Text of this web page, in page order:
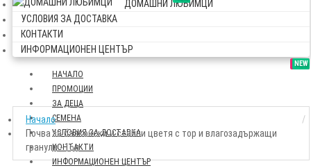
ДОМАШНИ ЛЮБИМЦИ
УСЛОВИЯ ЗА ДОСТАВКА
КОНТАКТИ
ИНФОРМАЦИОНЕН ЦЕНТЪР
НАЧАЛО
SALE
ПРОМОЦИИ
NEW
ЗА ДЕЦА
СЕМЕНА
УСЛОВИЯ ЗА ДОСТАВКА
КОНТАКТИ
ИНФОРМАЦИОНЕН ЦЕНТЪР
Начало
Почва за балконски и стайни цветя с тор и влагозадържащи
гранули - 16л